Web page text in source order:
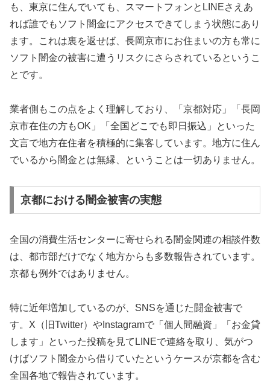
も、東京に住んでいても、スマートフォンとLINEさえあ
れば誰でもソフト闇金にアクセスできてしまう状態にあり
ます。これは裏を返せば、長岡京市にお住まいの方も常に
ソフト闇金の被害に遭うリスクにさらされているというこ
とです。
業者側もこの点をよく理解しており、「京都対応」「長岡
京市在住の方もOK」「全国どこでも即日振込」といった
文言で地方在住者を積極的に集客しています。地方に住ん
でいるから闇金とは無縁、ということは一切ありません。
京都における闇金被害の実態
全国の消費生活センターに寄せられる闇金関連の相談件数
は、都市部だけでなく地方からも多数報告されています。
京都も例外ではありません。
特に近年増加しているのが、SNSを通じた闘金被害で
す。X（旧Twitter）やInstagramで「個人間融資」「お金貸
します」といった投稿を見てLINEで連絡を取り、気がつ
けばソフト闇金から借りていたというケースが京都を含む
全国各地で報告されています。